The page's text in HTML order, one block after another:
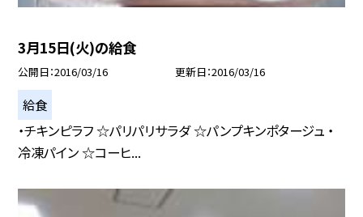
3月15日(火)の給食
公開日 2016/03/16 更新日 2016/03/16
給食
・チキンピラフ ☆パリパリサラダ ☆パンプキンポタージュ ・
冷凍パイン ☆コーヒ...